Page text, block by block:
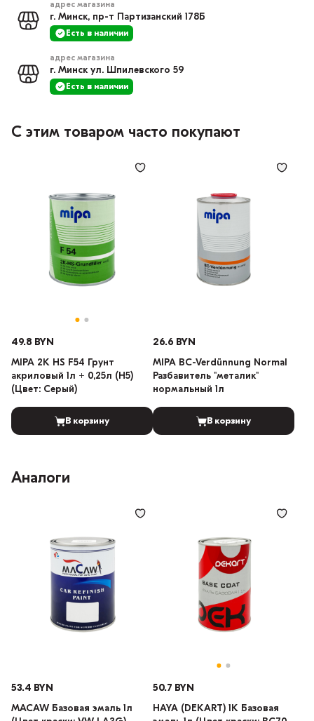
адрес магазина
г. Минск, пр-т Партизанский 178Б
Есть в наличии
адрес магазина
г. Минск ул. Шпилевского 59
Есть в наличии
С этим товаром часто покупают
49.8 BYN
MIPA 2K HS F54 Грунт
акриловый 1л + 0,25л (H5)
(Цвет: Серый)
В корзину
26.6 BYN
MIPA BC-Verdünnung Normal
Разбавитель "металик"
нормальный 1л
В корзину
Аналоги
53.4 BYN
MACAW Базовая эмаль 1л
50.7 BYN
HAYA (DEKART) 1К Базовая